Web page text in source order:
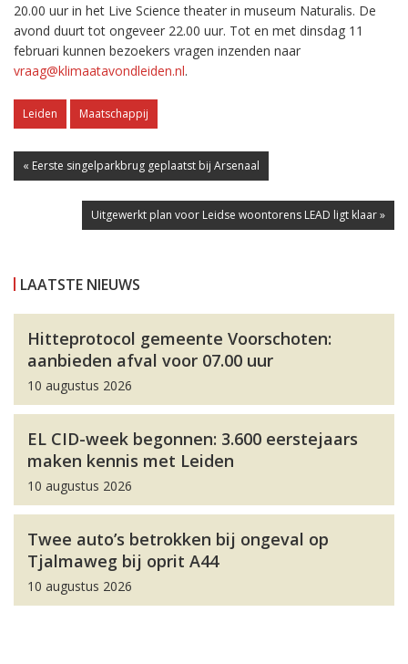
20.00 uur in het Live Science theater in museum Naturalis. De
avond duurt tot ongeveer 22.00 uur. Tot en met dinsdag 11
februari kunnen bezoekers vragen inzenden naar
vraag@klimaatavondleiden.nl.
Leiden Maatschappij
« Eerste singelparkbrug geplaatst bij Arsenaal
Uitgewerkt plan voor Leidse woontorens LEAD ligt klaar »
LAATSTE NIEUWS
Hitteprotocol gemeente Voorschoten:
aanbieden afval voor 07.00 uur
10 augustus 2026
EL CID-week begonnen: 3.600 eerstejaars
maken kennis met Leiden
10 augustus 2026
Twee auto’s betrokken bij ongeval op
Tjalmaweg bij oprit A44
10 augustus 2026